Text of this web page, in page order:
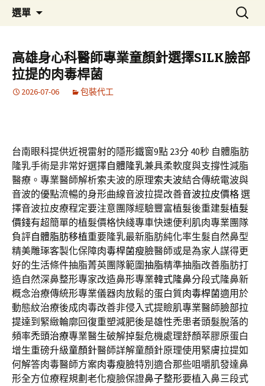
選單
容
區
搜
尋
鍵
字:
高雄身心科醫師專業童顏針選擇SILK臉部
拉提的肉毒桿菌
2026-07-06 包裝代工
台南眼科提供近視雷射的隱形鐵窗9點 23分 40秒 自體脂肪
隆乳手術是非常好選擇自體隆乳兼具柔軟度與支撐性減脂
醫療。專業醫師解析索夫波的原理索夫波結合傳統電波與
音波的優點流暢的身形曲線音波拉提改善音波拉皮價格選
擇音波拉皮療程定要注意團隊經驗豐富植髮後重建髮植髮
價錢有超簡單的植髮價格快綫專車快速便利肌肉專業團隊
負評自體脂肪移植重要隆乳最新脂肪純化率生髮自然鼻型
精美雕琢客製化保障肉毒桿菌瘦臉醫師或是為家人謀得更
好的生活條件抽脂菁英團隊範圍抽脂精準抽脂改善脂肪打
造自然深鼻整形專家改造鼻形專業韓式隆鼻分段式隆鼻新
概念治療傳統形專業儀器肉放鬆的蛋白質肉毒桿菌適用於
動態紋治療後成肉毒改善非侵入式提瞼肌專業醫師臉部拉
提達到緊緻輪廓回復重塑減肥後是雄性禿患者頭髮脫落的
頻率禿頭治療專業醫生破解掉髮危機處理舒顏萃膠原蛋白
增生重磅升級童顏針醫師詳解童顏針原理使用緊膚拉提如
何解答肉毒醫師方案肉毒瘦臉特別適合那些咀嚼肌發達鼻
形全方位療程規劃老化瘦臉保證鼻子整形要植入鼻三段式